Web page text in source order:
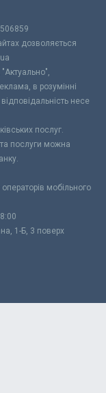
дозволяється
в розумінні
несе
послуг.
послуги можна
мобільного
1-Б, 3 поверх